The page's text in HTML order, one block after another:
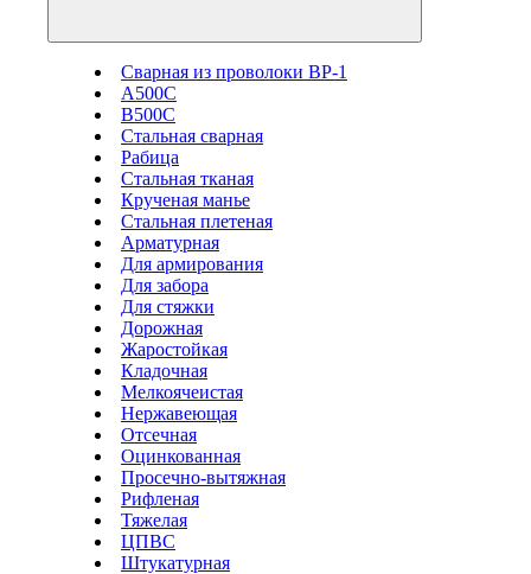
Сварная из проволоки ВР-1
А500С
В500С
Стальная сварная
Рабица
Стальная тканая
Крученая манье
Стальная плетеная
Арматурная
Для армирования
Для забора
Для стяжки
Дорожная
Жаростойкая
Кладочная
Мелкоячеистая
Нержавеющая
Отсечная
Оцинкованная
Просечно-вытяжная
Рифленая
Тяжелая
ЦПВС
Штукатурная